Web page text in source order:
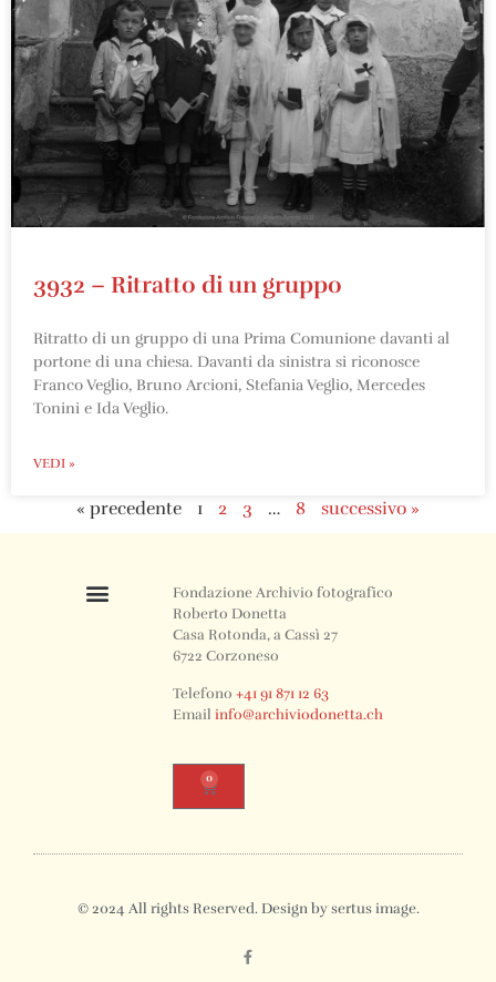
3932 – Ritratto di un gruppo
Ritratto di un gruppo di una Prima Comunione davanti al
portone di una chiesa. Davanti da sinistra si riconosce
Franco Veglio, Bruno Arcioni, Stefania Veglio, Mercedes
Tonini e Ida Veglio.
VEDI »
« precedente 1 2 3 … 8 successivo »
Fondazione Archivio fotografico
Roberto Donetta
Casa Rotonda, a Cassì 27
6722 Corzoneso
Telefono+41 91 871 12 63
Emailinfo@archiviodonetta.ch
0
© 2024 All rights Reserved. Design by sertus image.